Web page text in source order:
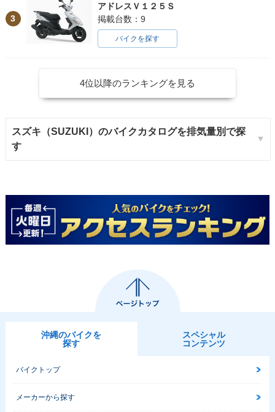
3
アドレスＶ１２５Ｓ
掲載台数：9
バイクを探す
4位以降のランキングを見る
スズキ（SUZUKI）のバイクカタログを排気量別で探
す
沖縄のバイクを
探す
スペシャル
コンテンツ
バイクトップ
メーカーから探す